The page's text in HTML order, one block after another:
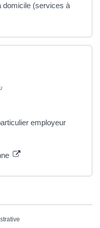
domicile (services à
employeur